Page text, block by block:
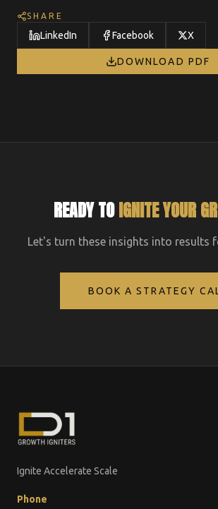
SHARE
LinkedIn Facebook X
DOWNLOAD PDF
READY TOIGNITE YOUR
Let's turn these insights into results
BOOK A STRATEGY
Ignite Accelerate Scale
Phone